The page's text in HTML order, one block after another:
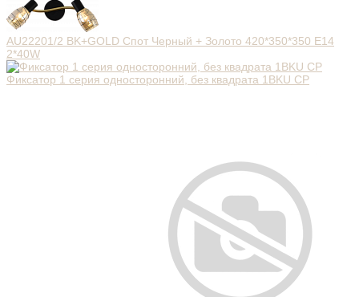
AU22201/2 BK+GOLD Спот Черный + Золото 420*350*350 E14
2*40W
Фиксатор 1 серия односторонний, без квадрата 1BKU CP